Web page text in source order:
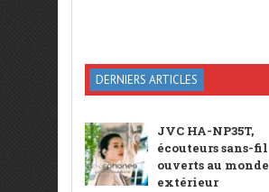
DERNIERS ARTICLES
JVC HA-NP35T,
écouteurs sans-fil
ouverts au monde
extérieur